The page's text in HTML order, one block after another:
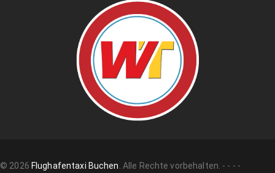
© 2026 Flughafentaxi Buchen. Alle Rechte vorbehalten. - - - -